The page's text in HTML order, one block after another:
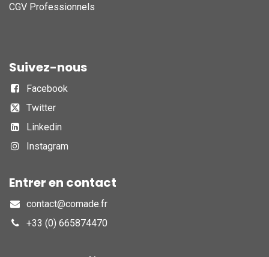
CGV Professionnels
Suivez-nous
Facebook
Twitter
Linkedin
Instagram
Entrer en contact
contact@comade.fr
+33 (0) 665874470